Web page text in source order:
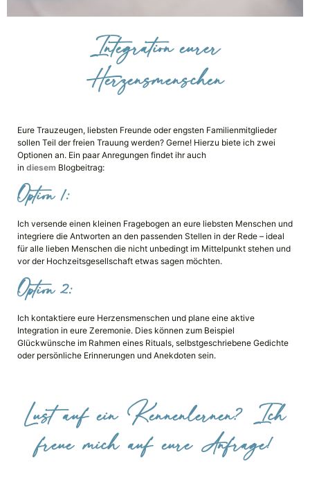
Integration eurer
Herzensmenschen
Eure Trauzeugen, liebsten Freunde oder engsten Familienmitglieder
sollen Teil der freien Trauung werden? Gerne! Hierzu biete ich zwei
Optionen an. Ein paar Anregungen findet ihr auch
in diesem Blogbeitrag:
Option 1:
Ich versende einen kleinen Fragebogen an eure liebsten Menschen und
integriere die Antworten an den passenden Stellen in der Rede – ideal
für alle lieben Menschen die nicht unbedingt im Mittelpunkt stehen und
vor der Hochzeitsgesellschaft etwas sagen möchten.
Option 2:
Ich kontaktiere eure Herzensmenschen und plane eine aktive
Integration in eure Zeremonie. Dies können zum Beispiel
Glückwünsche im Rahmen eines Rituals, selbstgeschriebene Gedichte
oder persönliche Erinnerungen und Anekdoten sein.
Lust auf ein Kennenlernen? Ich
freue mich auf eure Anfrage!